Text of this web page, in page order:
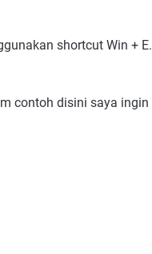
shortcut Win + E.
contoh disini saya ingin